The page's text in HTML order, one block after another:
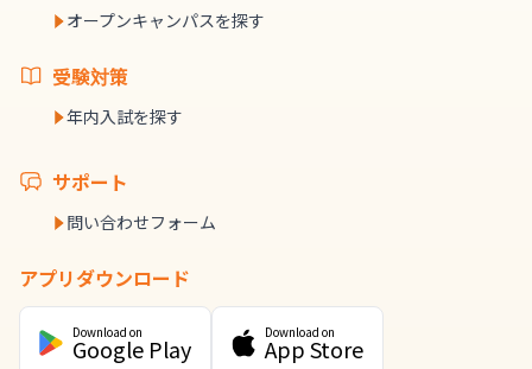
オープンキャンパスを探す
受験対策
年内入試を探す
サポート
問い合わせフォーム
アプリダウンロード
Download on
Google Play
Download on
App Store